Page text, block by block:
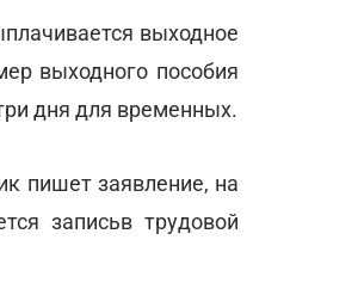
выходное
выходного пособия
дня для временных.
пишет заявление, на
записьв трудовой